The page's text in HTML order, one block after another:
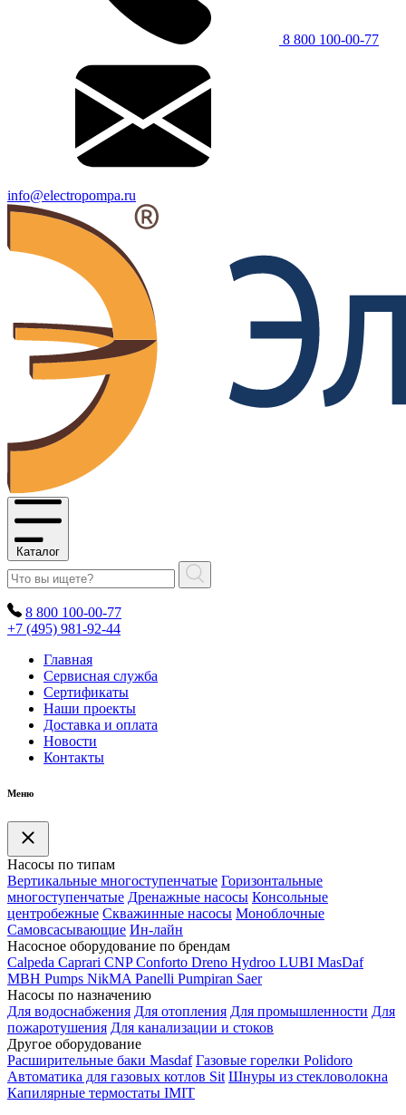
8 800 100-00-77
info@electropompa.ru
Каталог
8 800 100-00-77
+7 (495) 981-92-44
Главная
Сервисная служба
Сертификаты
Наши проекты
Доставка и оплата
Новости
Контакты
Меню
Насосы по типам
Вертикальные многоступенчатые Горизонтальные
многоступенчатые Дренажные насосы Консольные
центробежные Скважинные насосы Моноблочные
Самовсасывающие Ин-лайн
Насосное оборудование по брендам
Calpeda Caprari CNP Conforto Dreno Hydroo LUBI MasDaf
MBH Pumps NikMA Panelli Pumpiran Saer
Насосы по назначению
Для водоснабжения Для отопления Для промышленности Для
пожаротушения Для канализации и стоков
Другое оборудование
Расширительные баки Masdaf Газовые горелки Polidoro
Автоматика для газовых котлов Sit Шнуры из стекловолокна
Капилярные термостаты IMIT